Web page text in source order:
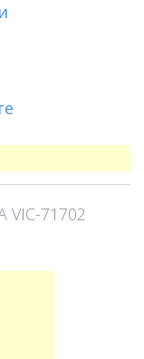
VIC-71702